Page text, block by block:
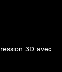
3D avec